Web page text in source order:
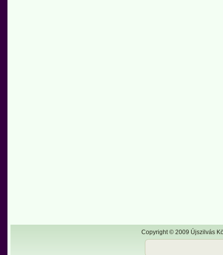
Copyright © 2009 Újszilvás